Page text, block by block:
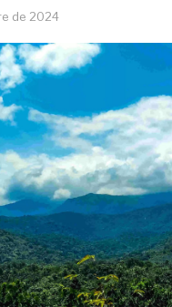
de 2024